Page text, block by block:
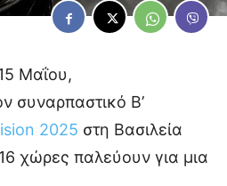
Μαΐου,
συναρπαστικό Β’
2025 στη Βασιλεία
χώρες παλεύουν για μια